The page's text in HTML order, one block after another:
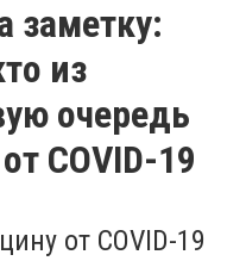
заметку:
из
очередь
COVID-19
от COVID-19